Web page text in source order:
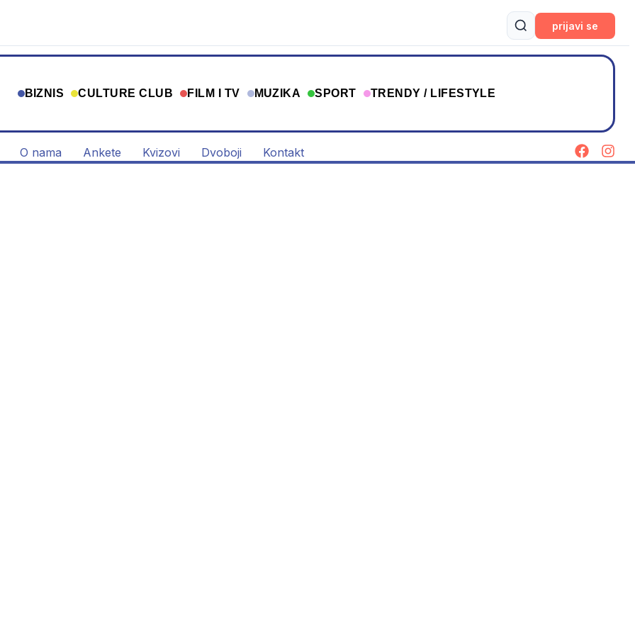
prijavi se
BIZNIS CULTURE CLUB FILM I TV MUZIKA SPORT TRENDY / LIFESTYLE
O nama Ankete Kvizovi Dvoboji Kontakt